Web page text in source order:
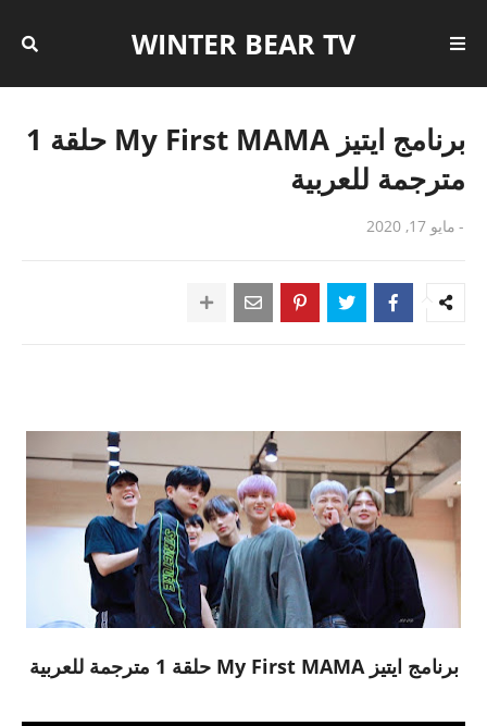
WINTER BEAR TV
برنامج ايتيز My First MAMA حلقة 1
مترجمة للعربية
- مايو 17, 2020
برنامج ايتيز My First MAMA حلقة 1 مترجمة للعربية